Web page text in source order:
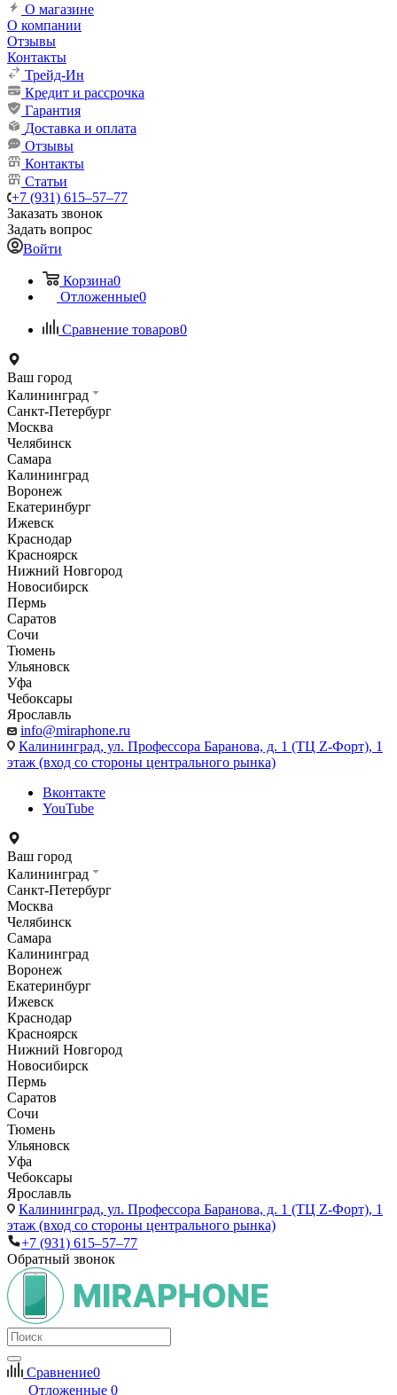
О магазине
О компании
Отзывы
Контакты
Трейд-Ин
Кредит и рассрочка
Гарантия
Доставка и оплата
Отзывы
Контакты
Статьи
+7 (931) 615‒57‒77
Заказать звонок
Задать вопрос
Войти
Корзина0
Отложенные0
Сравнение товаров0
Ваш город
Калининград
Санкт-Петербург
Москва
Челябинск
Самара
Калининград
Воронеж
Екатеринбург
Ижевск
Краснодар
Красноярск
Нижний Новгород
Новосибирск
Пермь
Саратов
Сочи
Тюмень
Ульяновск
Уфа
Чебоксары
Ярославль
info@miraphone.ru
Калининград, ул. Профессора Баранова, д. 1 (ТЦ Z-Форт), 1
этаж (вход со стороны центрального рынка)
Вконтакте
YouTube
Ваш город
Калининград
Санкт-Петербург
Москва
Челябинск
Самара
Калининград
Воронеж
Екатеринбург
Ижевск
Краснодар
Красноярск
Нижний Новгород
Новосибирск
Пермь
Саратов
Сочи
Тюмень
Ульяновск
Уфа
Чебоксары
Ярославль
Калининград, ул. Профессора Баранова, д. 1 (ТЦ Z-Форт), 1
этаж (вход со стороны центрального рынка)
+7 (931) 615‒57‒77
Обратный звонок
Сравнение0
Отложенные 0